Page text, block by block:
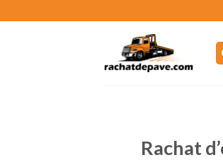
to
Rachat